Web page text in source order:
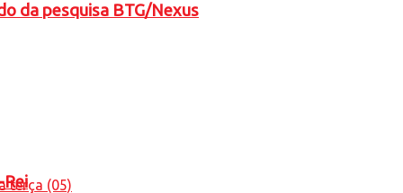
da pesquisa BTG/Nexus